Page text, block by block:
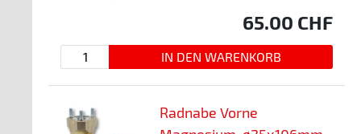
65.00 CHF
Radnabe Vorne